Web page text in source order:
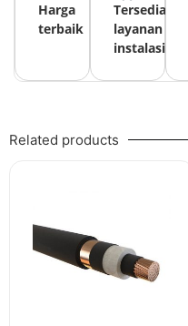
Harga
terbaik
Tersedia
layanan
instalasi
Related products